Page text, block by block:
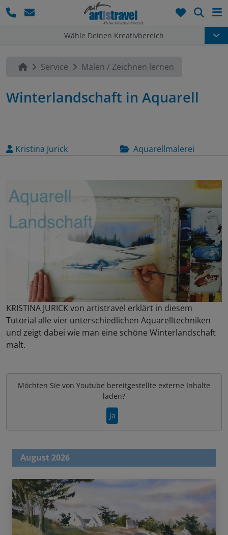
Wähle Deinen Kreativbereich
Service Malen / Zeichnen lernen
Winterlandschaft in Aquarell
Kristina Jurick Aquarellmalerei
KRISTINA JURICK von artistravel erklärt in diesem
Tutorial alle vier unterschiedlichen Aquarelltechniken
und zeigt dabei wie man eine schöne Winterlandschaft
malt.
Möchten Sie von Youtube bereitgestellte externe Inhalte
laden?
Ja
August 2026